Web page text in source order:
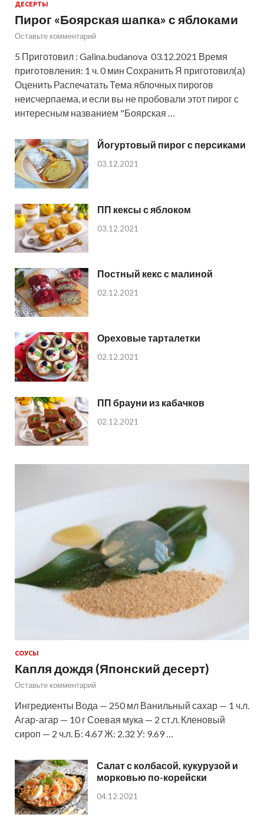
ДЕСЕРТЫ
Пирог «Боярская шапка» с яблоками
Оставьте комментарий
5 Приготовил : Galina.budanova 03.12.2021 Время
приготовления: 1 ч. 0 мин Сохранить Я приготовил(а)
Оценить Распечатать Тема яблочных пирогов
неисчерпаема, и если вы не пробовали этот пирог с
интересным названием "Боярская …
Йогуртовый пирог с персиками
03.12.2021
ПП кексы с яблоком
03.12.2021
Постный кекс с малиной
02.12.2021
Ореховые тарталетки
02.12.2021
ПП брауни из кабачков
02.12.2021
СОУСЫ
Капля дождя (Японский десерт)
Оставьте комментарий
Ингредиенты Вода — 250 мл Ванильный сахар — 1 ч.л.
Агар-агар — 10 г Соевая мука — 2 ст.л. Кленовый
сироп — 2 ч.л. Б: 4.67 Ж: 2.32 У: 9.69 …
Салат с колбасой, кукурузой и
морковью по-корейски
04.12.2021